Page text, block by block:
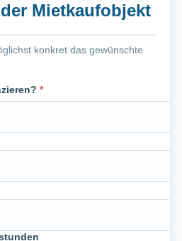
Mietkaufobjekt
konkret das gewünschte
*